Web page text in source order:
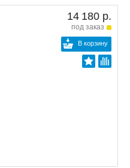
14 180 р.
под заказ
В корзину